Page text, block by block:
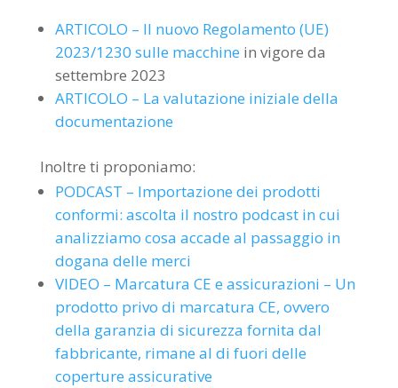
ARTICOLO – Il nuovo Regolamento (UE)
2023/1230 sulle macchine in vigore da
settembre 2023
ARTICOLO – La valutazione iniziale della
documentazione
Inoltre ti proponiamo:
PODCAST – Importazione dei prodotti
conformi: ascolta il nostro podcast in cui
analizziamo cosa accade al passaggio in
dogana delle merci
VIDEO – Marcatura CE e assicurazioni – Un
prodotto privo di marcatura CE, ovvero
della garanzia di sicurezza fornita dal
fabbricante, rimane al di fuori delle
coperture assicurative